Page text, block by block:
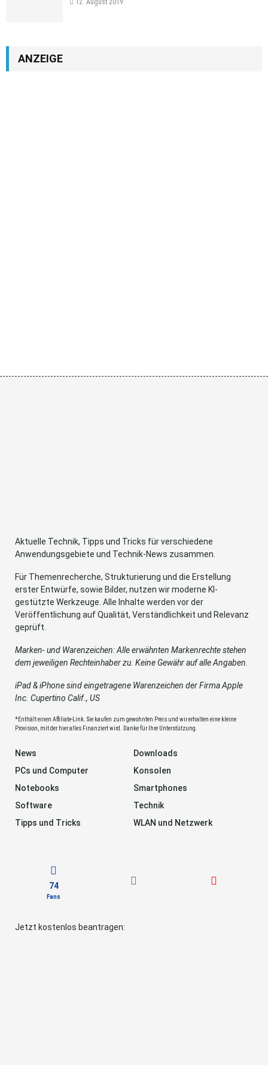
12. August 2019
ANZEIGE
Aktuelle Technik, Tipps und Tricks für verschiedene
Anwendungsgebiete und Technik-News zusammen.
Für Themenrecherche, Strukturierung und die Erstellung
erster Entwürfe, sowie Bilder, nutzen wir moderne KI-
gestützte Werkzeuge. Alle Inhalte werden vor der
Veröffentlichung auf Qualität, Verständlichkeit und Relevanz
geprüft.
Marken- und Warenzeichen: Alle erwähnten Markenrechte stehen
dem jeweiligen Rechteinhaber zu. Keine Gewähr auf alle Angaben.
iPad & iPhone sind eingetragene Warenzeichen der Firma Apple
Inc. Cupertino Calif., US
*Enthält einen Affiliate-Link. Sie kaufen zum gewohnten Preis und wir erhalten eine kleine
Provision, mit der hier alles Finanziert wird. Danke für Ihre Unterstützung.
News
Downloads
PCs und Computer
Konsolen
Notebooks
Smartphones
Software
Technik
Tipps und Tricks
WLAN und Netzwerk
74
Fans
Jetzt kostenlos beantragen: